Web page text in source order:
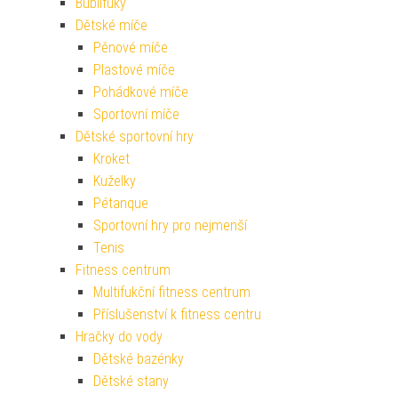
Dětské míče
Pěnové míče
Plastové míče
Pohádkové míče
Sportovní míče
Dětské sportovní hry
Kroket
Kuželky
Pétanque
Sportovní hry pro nejmenší
Tenis
Fitness centrum
Multifukční fitness centrum
Příslušenství k fitness centru
Hračky do vody
Dětské bazénky
Dětské stany